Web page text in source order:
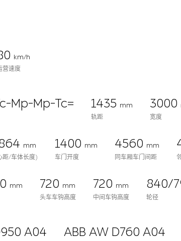
km/h
营速度
Mp-Mp-Tc= 1435 mm
轨距
3000
宽度
mm
距/车体长度)
1400 mm
车门开度
4560 mm
同车厢车门间距
mm
720 mm
头车车钩高度
720 mm
中间车钩高度
840/
轮径
A04 ABB AW D760 A04